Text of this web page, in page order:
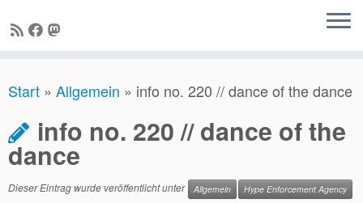
Inhalt
Start » Allgemein » info no. 220 // dance of the dance
info no. 220 // dance of the
dance
Dieser Eintrag wurde veröffentlicht unter Allgemein Hype Enforcement Agency